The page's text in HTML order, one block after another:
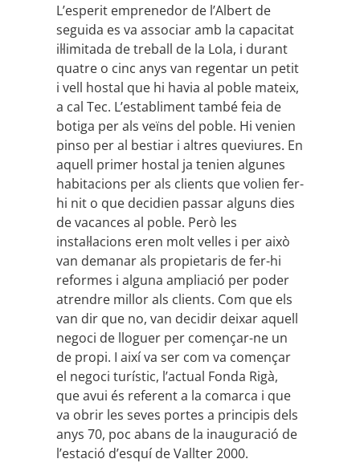
L’esperit emprenedor de l’Albert de
seguida es va associar amb la capacitat
il·limitada de treball de la Lola, i durant
quatre o cinc anys van regentar un petit
i vell hostal que hi havia al poble mateix,
a cal Tec. L’establiment també feia de
botiga per als veïns del poble. Hi venien
pinso per al bestiar i altres queviures. En
aquell primer hostal ja tenien algunes
habitacions per als clients que volien fer-
hi nit o que decidien passar alguns dies
de vacances al poble. Però les
instal·lacions eren molt velles i per això
van demanar als propietaris de fer-hi
reformes i alguna ampliació per poder
atrendre millor als clients. Com que els
van dir que no, van decidir deixar aquell
negoci de lloguer per començar-ne un
de propi. I així va ser com va començar
el negoci turístic, l’actual Fonda Rigà,
que avui és referent a la comarca i que
va obrir les seves portes a principis dels
anys 70, poc abans de la inauguració de
l’estació d’esquí de Vallter 2000.